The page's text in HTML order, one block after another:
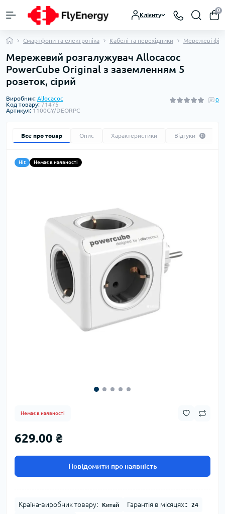
Клієнту
0
Смартфони та електроніка Кабелі та перехідники Мережеві
Мережевий розгалужувач Allocacoc
PowerCube Original з заземленням 5
розеток, cірий
Виробник: Allocacoc
Код товару: 71475
Артикул: 1100GY/DEORPC
0
Все про товар Опис Характеристики Відгуки 0
Hit Немає в наявності
Немає в наявності
629.00 ₴
Повідомити про наявність
Країна-виробник товару: Китай Гарантія в місяцях:: 24